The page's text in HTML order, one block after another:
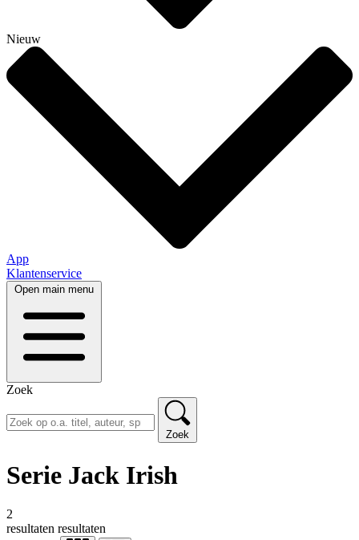
Nieuw
App
Klantenservice
Open main menu
Zoek
Zoek
Serie Jack Irish
2
resultaten resultaten